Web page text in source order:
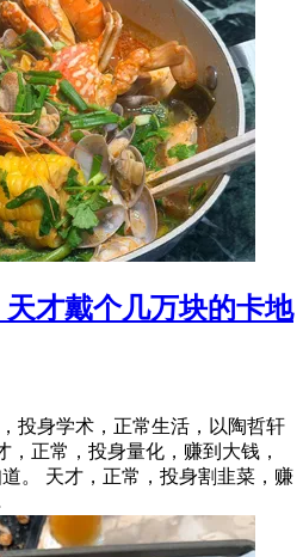
才戴个几万块的卡地
投身学术，正常生活，以陶哲轩
正常，投身量化，赚到大钱，
天才，正常，投身割韭菜，赚